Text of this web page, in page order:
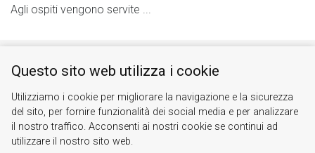
Agli ospiti vengono servite ...
Contacts|About us
Cookie Policy
Questo sito web utilizza i cookie
Utilizziamo i cookie per migliorare la navigazione e la sicurezza
del sito, per fornire funzionalità dei social media e per analizzare
il nostro traffico. Acconsenti ai nostri cookie se continui ad
utilizzare il nostro sito web.